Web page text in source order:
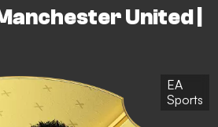
United |
EA
Sports